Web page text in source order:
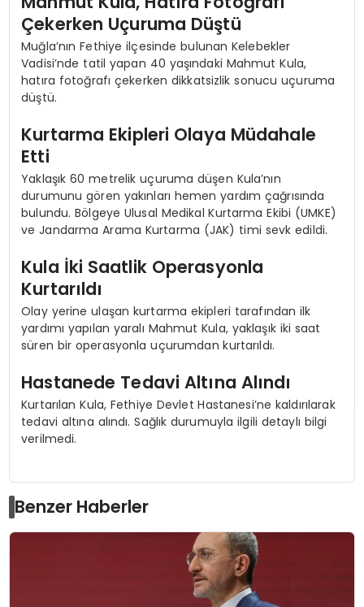
Çekerken Uçuruma Düştü
Muğla’nın Fethiye ilçesinde bulunan Kelebekler
Vadisi’nde tatil yapan 40 yaşındaki Mahmut Kula,
hatıra fotoğrafı çekerken dikkatsizlik sonucu uçuruma
düştü.
Kurtarma Ekipleri Olaya Müdahale
Etti
Yaklaşık 60 metrelik uçuruma düşen Kula’nın
durumunu gören yakınları hemen yardım çağrısında
bulundu. Bölgeye Ulusal Medikal Kurtarma Ekibi (UMKE)
ve Jandarma Arama Kurtarma (JAK) timi sevk edildi.
Kula İki Saatlik Operasyonla
Kurtarıldı
Olay yerine ulaşan kurtarma ekipleri tarafından ilk
yardımı yapılan yaralı Mahmut Kula, yaklaşık iki saat
süren bir operasyonla uçurumdan kurtarıldı.
Hastanede Tedavi Altına Alındı
Kurtarılan Kula, Fethiye Devlet Hastanesi’ne kaldırılarak
tedavi altına alındı. Sağlık durumuyla ilgili detaylı bilgi
verilmedi.
Benzer Haberler